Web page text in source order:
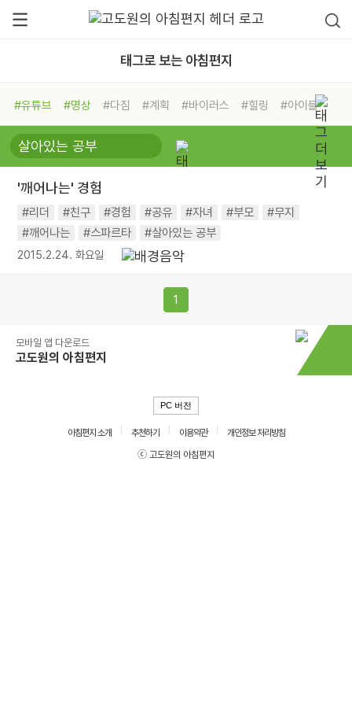
태그로 보는 아침편지
#유튜브 #명상 #다짐 #계획 #바이러스 #힐링
#아이들
#비전캠프
#독서캠프 #삶
#희망
#나눔 #친구 #링컨학교
#독서
#건강 #면역력
'깨어나는' 경험
#리더 #친구 #경험 #공유 #자녀 #부모
#무지
#깨어나는
#스파르타 #살아있는 공부
2015.2.24. 화요일
1
모바일 앱 다운로드
고도원의 아침편지
PC 버전
아침편지 소개 추천하기 이용약관
개인정보 처리방침
ⓒ 고도원의 아침편지